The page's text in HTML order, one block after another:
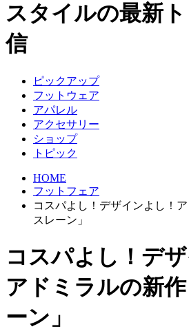
スタイルの最新
信
ピックアップ
フットウェア
アパレル
アクセサリー
ショップ
トピック
HOME
フットフェア
コスパよし！デザインよし！
スレーン」
コスパよし！デ
アドミラルの新
ーン」